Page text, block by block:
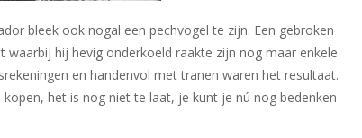
bleek ook nogal een pechvogel te zijn. Een gebroken
hij hevig onderkoeld raakte zijn nog maar enkele
en handenvol met tranen waren het resultaat.
het is nog niet te laat, je kunt je nú nog bedenken